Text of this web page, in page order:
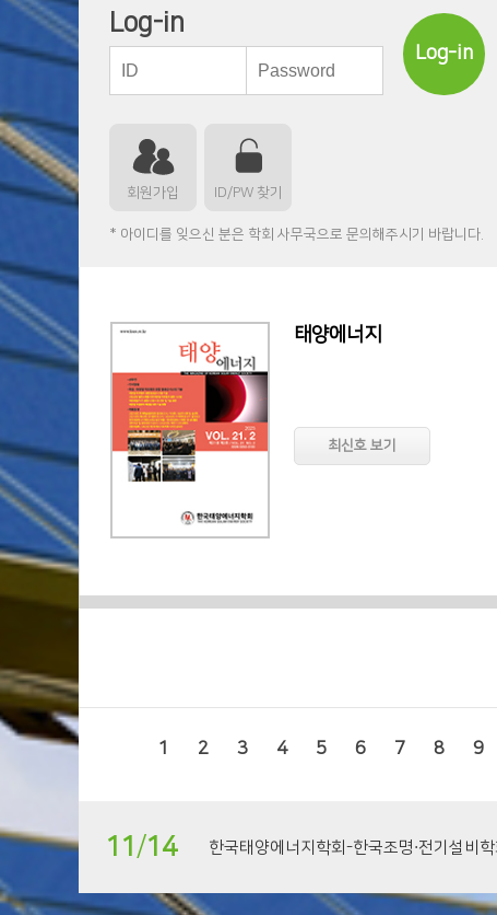
Log-in
Log-in
회원가입 ID/PW 찾기
* 아이디를 잊으신 분은 학회 사무국으로 문의해주시기 바랍니다.
태양에너지
최신호 보기
1 2 3 4 5 6 7 8 9
11 /14 한국태양에너지학회-한국조명·전기설비